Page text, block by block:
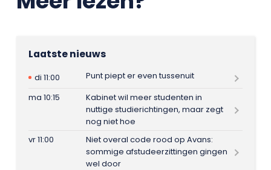
Laatste nieuws
di 11:00
Punt piept er even tussenuit
ma 10:15
Kabinet wil meer studenten in
nuttige studierichtingen, maar zegt
nog niet hoe
vr 11:00
Niet overal code rood op Avans:
sommige afstudeerzittingen gingen
wel door